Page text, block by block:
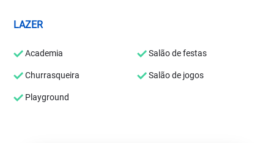
LAZER
Academia Salão de festas
Churrasqueira Salão de jogos
Playground